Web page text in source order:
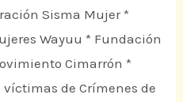
Sisma Mujer *
Wayuu * Fundación
Cimarrón *
de Crímenes de